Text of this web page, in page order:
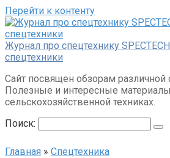
Перейти к контенту
Журнал про спецтехнику
спецтехники
Сайт посвящен обзорам различной
Полезные и интересные
сельскохозяйственной техниках.
Поиск:
Главная » Спецтехника